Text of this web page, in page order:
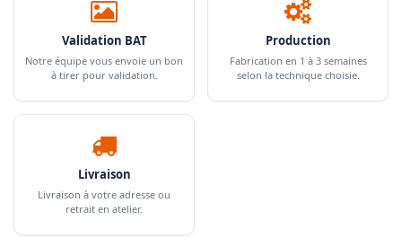
Validation BAT
Notre équipe vous envoie un bon
à tirer pour validation.
Production
Fabrication en 1 à 3 semaines
selon la technique choisie.
Livraison
Livraison à votre adresse ou
retrait en atelier.